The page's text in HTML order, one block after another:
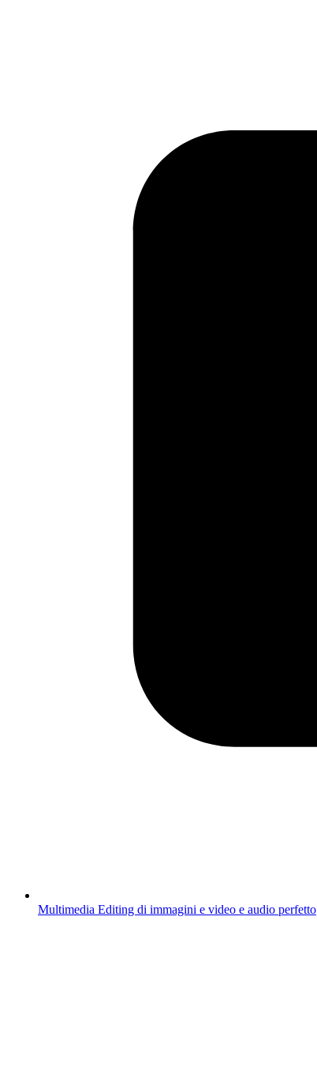
Multimedia Editing di immagini e video e audio perfetto